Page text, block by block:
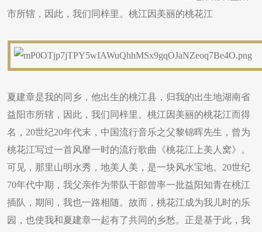
市所辖，因此，我们同梓里。桃江因美丽的桃花江
夏建章是我的同乡，他出生的桃江县，归我的出生地湖南省
益阳市所辖，因此，我们同梓里。桃江因美丽的桃花江而得
名，20世纪20年代末，中国流行音乐之父黎锦晖先生，曾为
桃花江写过一首风靡一时的流行歌曲《桃花江上美人窝》。
可见，那里山明水秀，地美人美，是一块风水宝地。20世纪
70年代中期，我父亲作为带队干部曾率一批益阳知青在桃江
插队，期间，我也一路相随。故而，桃花江成为我儿时的乐
园，也使我和夏建章一起有了共同的乡愁。正是基于此，我